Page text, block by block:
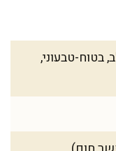
בטוח-טבעוני,